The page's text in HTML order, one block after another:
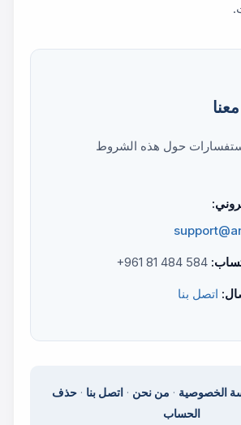
حول هذه الشروط
+961 81 484 584
اتصل بنا
الخصوصية · من نحن ·اتصل بنا ·حذف
الحساب